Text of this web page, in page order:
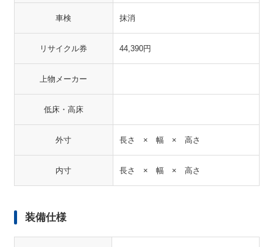
車検 抹消
リサイクル券 44,390円
上物メーカー
低床・高床
外寸 長さ × 幅 × 高さ
内寸 長さ × 幅 × 高さ
装備仕様